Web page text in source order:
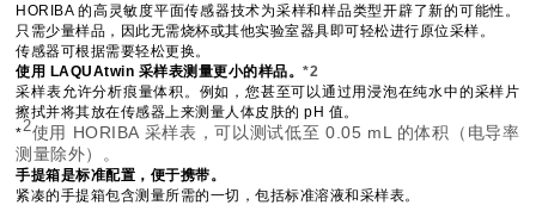
HORIBA 的高灵敏度平面传感器技术为采样和样品类型开辟了新的可能性。
只需少量样品，因此无需烧杯或其他实验室器具即可轻松进行原位采样。
传感器可根据需要轻松更换。
使用 LAQUAtwin 采样表测量更小的样品。*2
采样表允许分析痕量体积。例如，您甚至可以通过用浸泡在纯水中的采样片
擦拭并将其放在传感器上来测量人体皮肤的 pH 值。
*2使用 HORIBA 采样表，可以测试低至 0.05 mL 的体积（电导率
测量除外）。
手提箱是标准配置，便于携带。
紧凑的手提箱包含测量所需的一切，包括标准溶液和采样表。